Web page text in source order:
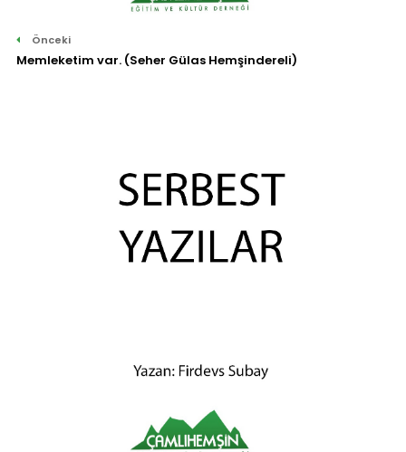
Önceki
Memleketim var. (Seher Gülas Hemşindereli)